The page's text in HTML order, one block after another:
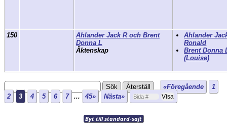
150
Ahlander Jack R och Brent
Donna L
Äktenskap
Ahlander
Ronald
Brent Donna
(Louise)
«Föregående
1
2
3 4 5 6 7 ... 45» Nästa»
Byt till standard-sajt